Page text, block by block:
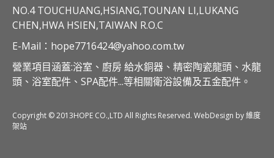
NO.4 TOUCHUANG,HSIANG,TOUNAN LI,LUKANG
CHEN,HWA HSIEN,TAIWAN R.O.C
E-Mail：hope7716424@yahoo.com.tw
營業項目涵蓋:浴室、廚房 給水銅器、精密陶瓷龍頭、水龍
頭、浴室配件、SPA配件...等相關衛浴設備及五金配件。
Copyright © 2013HOPE CO.,LTD All Rights Reserved. WebDesign by 維度
架站